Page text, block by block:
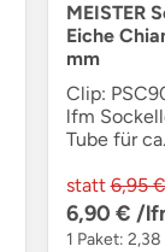
MEISTER
Eiche
mm
Clip:
lfm
Tube für
statt 6,95 €
6,90 € /
1 Paket: